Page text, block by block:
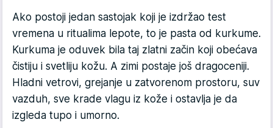
Ako postoji jedan sastojak koji je izdržao test
vremena u ritualima lepote, to je pasta od kurkume.
Kurkuma je oduvek bila taj zlatni začin koji obećava
čistiju i svetliju kožu. A zimi postaje još dragoceniji.
Hladni vetrovi, grejanje u zatvorenom prostoru, suv
vazduh, sve krade vlagu iz kože i ostavlja je da
izgleda tupo i umorno.